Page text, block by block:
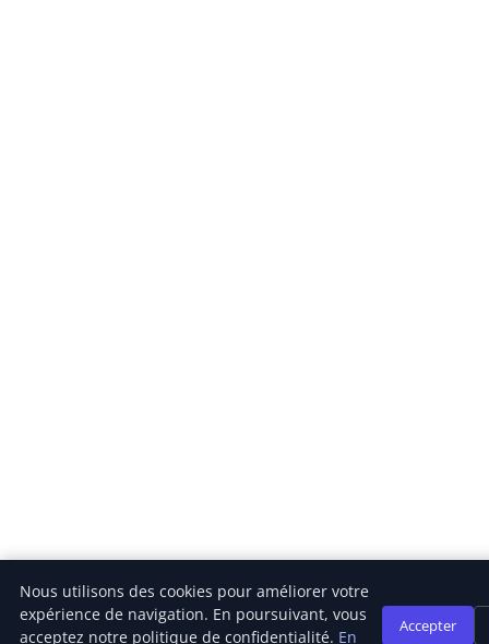
Nous utilisons des cookies pour améliorer votre
expérience de navigation. En poursuivant, vous
acceptez notre politique de confidentialité. En
Accepter